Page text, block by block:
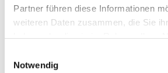
Partner führen diese Informationen
weiteren Daten zusammen, die Sie
Cookies, wenn Sie unsere Webseite
Notwendig
Literatur
www.harzklub-wolfshagen.de